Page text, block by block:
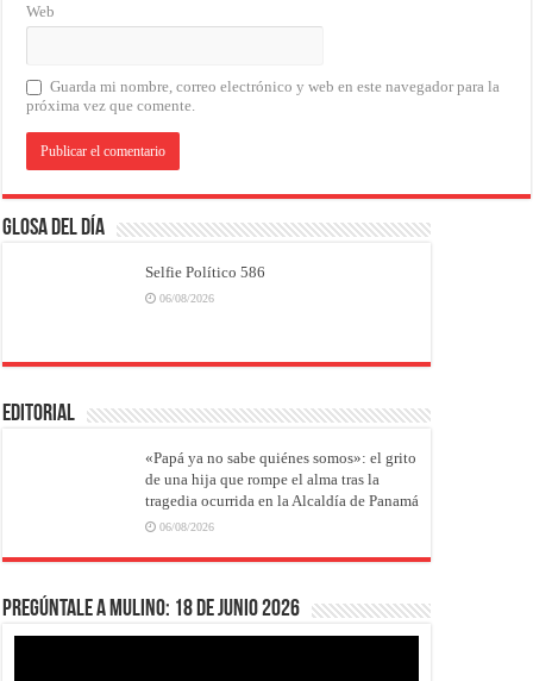
Web
Guarda mi nombre, correo electrónico y web en este navegador para la
próxima vez que comente.
Glosa del Día
Selfie Político 586
06/08/2026
EDITORIAL
«Papá ya no sabe quiénes somos»: el grito
de una hija que rompe el alma tras la
tragedia ocurrida en la Alcaldía de Panamá
06/08/2026
Pregúntale a Mulino: 18 de junio 2026